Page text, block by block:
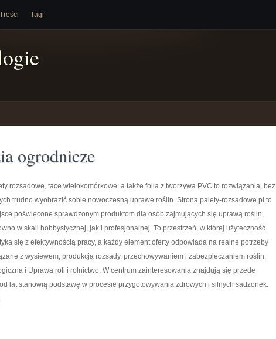
Tagi
ogrodnicze
rozsadowe, tace wielokomórkowe, a także folia z tworzywa PVC to rozwiązania, bez
trudno wyobrazić sobie nowoczesną uprawę roślin. Strona palety-rozsadowe.pl to
poświęcone sprawdzonym produktom dla osób zajmujących się uprawą roślin,
w skali hobbystycznej, jak i profesjonalnej. To przestrzeń, w której użyteczność
się z efektywnością pracy, a każdy element oferty odpowiada na realne potrzeby
z wysiewem, produkcją rozsady, przechowywaniem i zabezpieczaniem roślin.
i Uprawa roli i rolnictwo. W centrum zainteresowania znajdują się przede
lat stanowią podstawę w procesie przygotowywania zdrowych i silnych sadzonek.